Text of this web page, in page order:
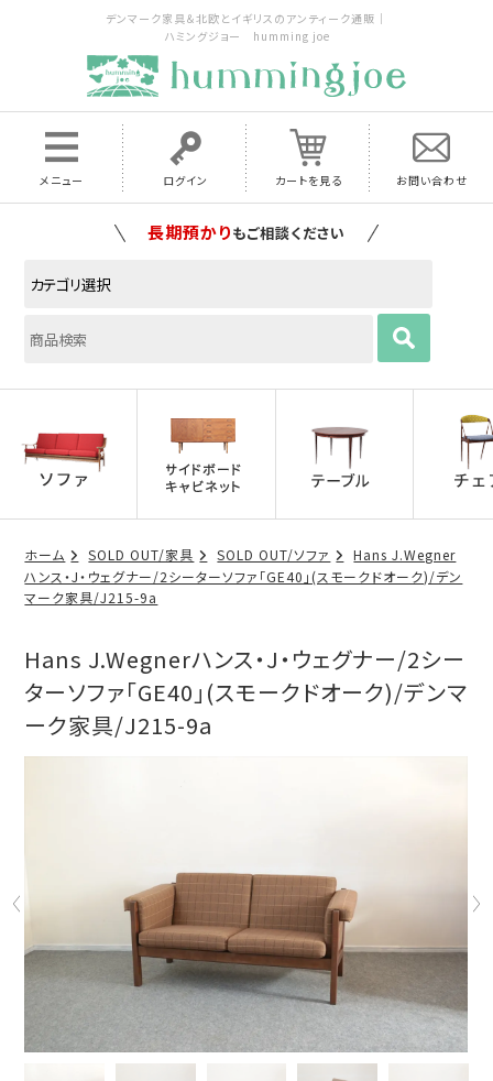
デンマーク家具＆北欧とイギリスのアンティーク通販｜
ハミングジョー humming joe
メニュー ログイン カートを見る お問い合わせ
家具の配送料は全国当店で負担いたします
ホーム SOLD OUT/家具 SOLD OUT/ソファ
Hans J.Wegner
ハンス・J・ウェグナー/2シーターソファ「GE40」(スモークドオーク)/デン
マーク家具/J215-9a
Hans J.Wegnerハンス・J・ウェグナー/2シー
ターソファ「GE40」(スモークドオーク)/デンマ
ーク家具/J215-9a